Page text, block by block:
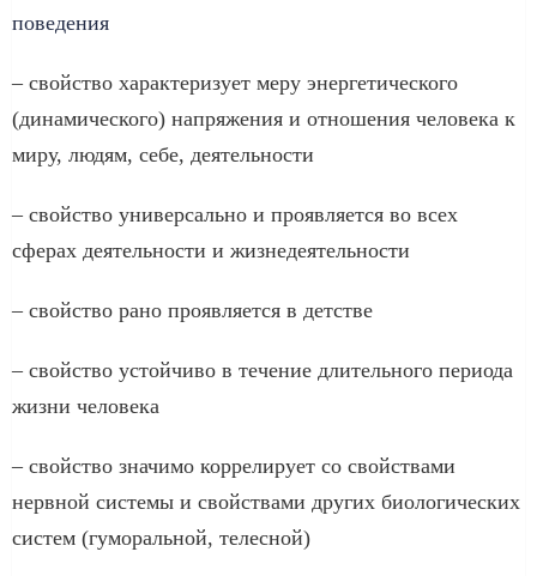
поведения
– свойство характеризует меру энергетического
(динамического) напряжения и отношения человека к
миру, людям, себе, деятельности
– свойство универсально и проявляется во всех
сферах деятельности и жизнедеятельности
– свойство рано проявляется в детстве
– свойство устойчиво в течение длительного периода
жизни человека
– свойство значимо коррелирует со свойствами
нервной системы и свойствами других биологических
систем (гуморальной, телесной)